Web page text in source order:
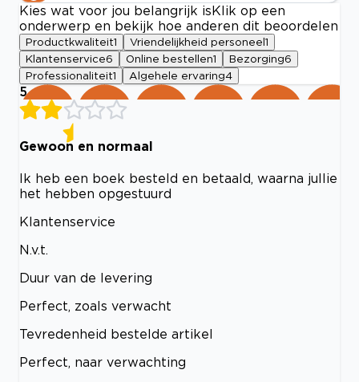
Kies wat voor jou belangrijk is Klik op een
onderwerp en bekijk hoe anderen dit beoordelen
Productkwaliteit1 Vriendelijkheid personeel 1
Klantenservice6 Online bestellen1 Bezorging6
Professionaliteit1 Algehele ervaring4
5
Gewoon en normaal
Ik heb een boek besteld en betaald, waarna jullie
het hebben opgestuurd
Klantenservice
N.v.t.
Duur van de levering
Perfect, zoals verwacht
Tevredenheid bestelde artikel
Perfect, naar verwachting